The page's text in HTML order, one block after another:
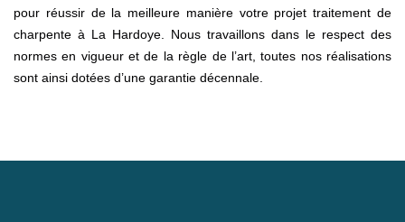
pour réussir de la meilleure manière votre projet traitement de
charpente à La Hardoye. Nous travaillons dans le respect des
normes en vigueur et de la règle de l’art, toutes nos réalisations
sont ainsi dotées d’une garantie décennale.